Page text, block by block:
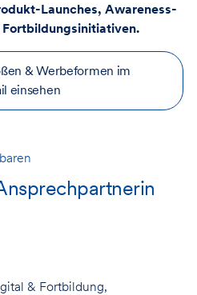
Launches, Awareness-
& Werbeformen im
einsehen
& Fortbildung,